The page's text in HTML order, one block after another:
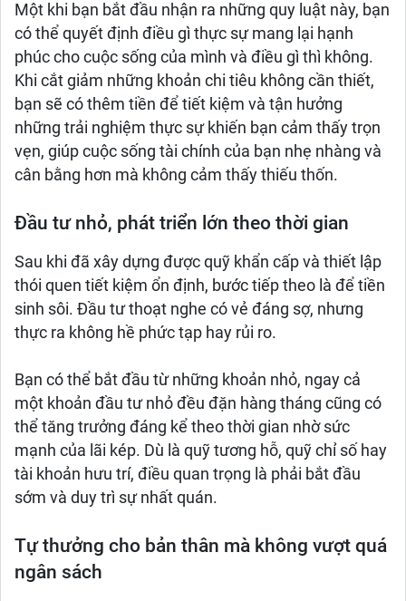
Một khi bạn bắt đầu nhận ra những quy luật này, bạn
có thể quyết định điều gì thực sự mang lại hạnh
phúc cho cuộc sống của mình và điều gì thì không.
Khi cắt giảm những khoản chi tiêu không cần thiết,
bạn sẽ có thêm tiền để tiết kiệm và tận hưởng
những trải nghiệm thực sự khiến bạn cảm thấy trọn
vẹn, giúp cuộc sống tài chính của bạn nhẹ nhàng và
cân bằng hơn mà không cảm thấy thiếu thốn.
Đầu tư nhỏ, phát triển lớn theo thời gian
Sau khi đã xây dựng được quỹ khẩn cấp và thiết lập
thói quen tiết kiệm ổn định, bước tiếp theo là để tiền
sinh sôi. Đầu tư thoạt nghe có vẻ đáng sợ, nhưng
thực ra không hề phức tạp hay rủi ro.
Bạn có thể bắt đầu từ những khoản nhỏ, ngay cả
một khoản đầu tư nhỏ đều đặn hàng tháng cũng có
thể tăng trưởng đáng kể theo thời gian nhờ sức
mạnh của lãi kép. Dù là quỹ tương hỗ, quỹ chỉ số hay
tài khoản hưu trí, điều quan trọng là phải bắt đầu
sớm và duy trì sự nhất quán.
Tự thưởng cho bản thân mà không vượt quá
ngân sách